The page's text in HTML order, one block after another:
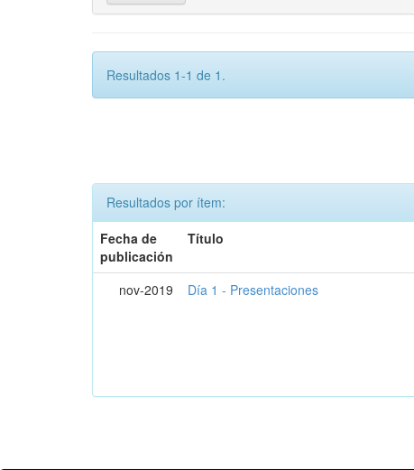
Resultados 1-1 de 1.
Resultados por ítem:
Fecha de
publicación
Título
nov-2019 Día 1 - Presentaciones